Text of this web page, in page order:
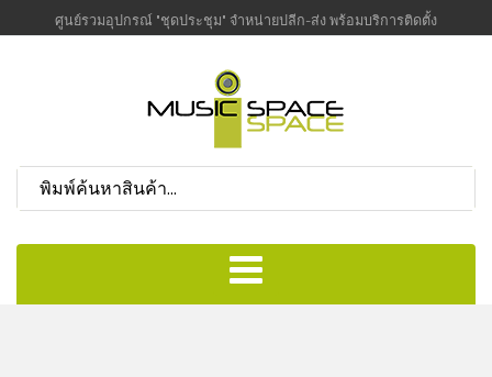
ศูนย์รวมอุปกรณ์ "ชุดประชุม" จำหน่ายปลีก-ส่ง พร้อมบริการติดตั้ง